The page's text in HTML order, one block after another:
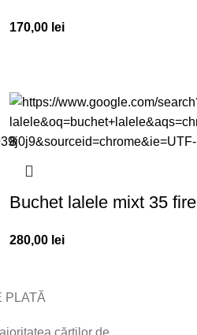
170,00 lei
Buchet lalele mixt 35 fire
280,00 lei
PLATĂ
cărților de